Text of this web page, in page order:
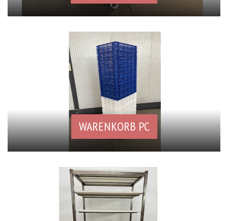
WARENKORB PC